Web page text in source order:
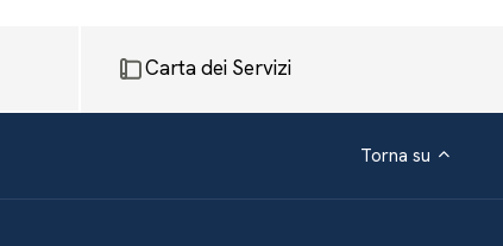
Carta dei Servizi
Torna su